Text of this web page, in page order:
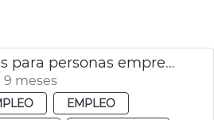
Ayudas directas para personas emprenedoras
meses
EMPLEO